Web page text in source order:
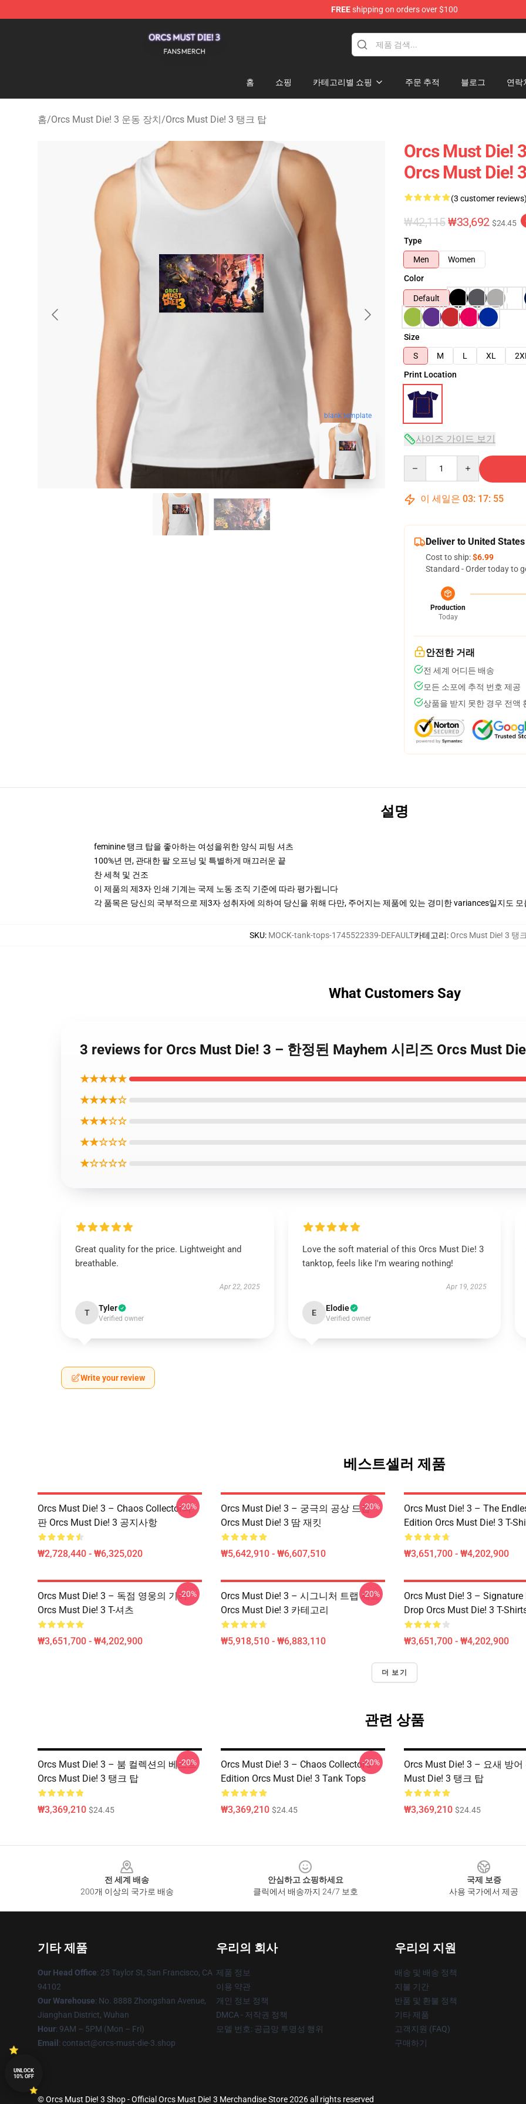
FREEshipping on orders over $100
홈 쇼핑 카테고리별 쇼핑 주문 추적 블로그 연락
홈/Orcs Must Die! 3 운동 장치/Orcs Must Die! 3 탱크 탑
blank template
Orcs Must Die!
Orcs Must Die!
(3 customer reviews)
₩42,115₩33,692 $24.45
Type
Men
Women
Color
Default
Size
S
M L XL 2XL
Print Location
사이즈 가이드 보기
이 세일은 03: 17: 54
Deliver to United States
Cost to ship:$6.99
Standard - Order today to
Production
Today
안전한 거래
전 세계 어디든 배송
모든 소포에 추적 번호 제공
상품을 받지 못한 경우 전액
설명
feminine 탱크 탑을 좋아하는 여성을위한 양식 피팅 셔츠
100%년 면, 관대한 팔 오프닝 및 특별하게 매끄러운 끝
찬 세척 및 건조
이 제품의 제3자 인쇄 기계는 국제 노동 조직 기준에 따라 평가됩니다
각 품목은 당신의 국부적으로 제3자 성취자에 의하여 당신을 위해 다만, 주어지는 제품에 있는 경미한 variances일지도
SKU: MOCK-tank-tops-1745522339-DEFAULT카테고리:Orcs Must Die! 3 탱
What Customers Say
3 reviews for Orcs Must Die! 3 – 한정된 Mayhem 시리즈 Orcs Must
★★★★★
★★★★☆
★★★☆☆
★★☆☆☆
★☆☆☆☆
Great quality for the price. Lightweight and
breathable.
Apr 22, 2025
T Tyler
Verified owner
Love the soft material of this Orcs Must Die! 3
tanktop, feels like I'm wearing nothing!
Apr 19, 2025
E Elodie
Verified owner
Write your review
베스트셀러 제품
Orcs Must Die! 3 – Chaos Collector의
판 Orcs Must Die! 3 공지사항
₩2,728,440 - ₩6,325,020
-20%
Orcs Must Die! 3 – 궁극의 공상 드롭
Orcs Must Die! 3 땀 재킷
₩5,642,910 - ₩6,607,510
-20%
Orcs Must Die! 3 – The
Edition Orcs Must Die! 3 T-
₩3,651,700 - ₩4,202,900
Orcs Must Die! 3 – 독점 영웅의 기어
Orcs Must Die! 3 T-셔츠
₩3,651,700 - ₩4,202,900
-20%
Orcs Must Die! 3 – 시그니처 트랩 세트
Orcs Must Die! 3 카테고리
₩5,918,510 - ₩6,883,110
-20%
Orcs Must Die! 3 – Signature
Drop Orcs Must Die! 3 T-
₩3,651,700 - ₩4,202,900
더 보기
관련 상품
Orcs Must Die! 3 – 붐 컬렉션의 베스트
Orcs Must Die! 3 탱크 탑
₩3,369,210 $24.45
-20%
Orcs Must Die! 3 – Chaos Collector’s
Edition Orcs Must Die! 3 Tank Tops
₩3,369,210 $24.45
-20%
Orcs Must Die! 3 – 요새 방어
Must Die! 3 탱크 탑
₩3,369,210 $24.45
전 세계 배송
200개 이상의 국가로 배송
안심하고 쇼핑하세요
클릭에서 배송까지 24/7 보호
국제 보증
사용 국가에서 제공
기타 제품
Our Head Office: 25 Taylor St, San Francisco, CA
94102
Our Warehouse: No. 8888 Zhongshan Avenue,
Jianghan District, Wuhan
Hour: 9AM – 5PM (Mon – Fri)
Email : contact@orcs-must-die-3.shop
우리의 회사
제품 정보
이용 약관
개인 정보 정책
DMCA - 저작권 정책
모델 번호: 공급망 투명성 행위
우리의 지원
배송 및 배송 정책
지불 기간
반품 및 환불 정책
기타 제품
고객지원 (FAQ)
구매하기
© Orcs Must Die! 3 Shop - Official Orcs Must Die! 3 Merchandise Store 2026 all rights reserved
UNLOCK
10% OFF